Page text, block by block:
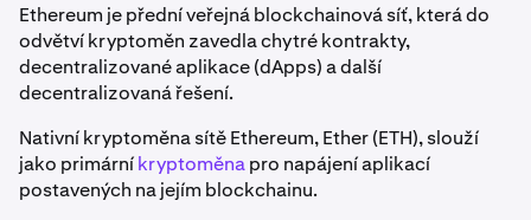
Ethereum je přední veřejná blockchainová síť, která do
odvětví kryptoměn zavedla chytré kontrakty,
decentralizované aplikace (dApps) a další
decentralizovaná řešení.
Nativní kryptoměna sítě Ethereum, Ether (ETH), slouží
jako primárníkryptoměnapro napájení aplikací
postavených na jejím blockchainu.